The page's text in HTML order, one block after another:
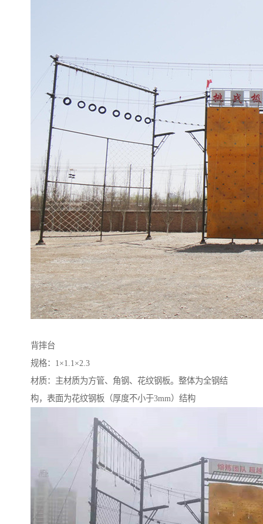
背摔台
规格：1×1.1×2.3
材质：主材质为方管、角钢、花纹钢板。整体为全钢结
构，表面为花纹钢板（厚度不小于3mm）结构